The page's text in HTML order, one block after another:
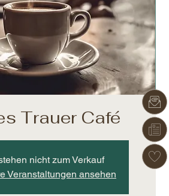
Trauer Café
nicht zum Verkauf
Veranstaltungen ansehen